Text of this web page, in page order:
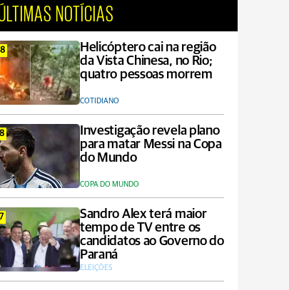
NOTÍCIAS
Helicóptero cai na região
da Vista Chinesa, no Rio;
quatro pessoas morrem
COTIDIANO
Investigação revela plano
para matar Messi na Copa
do Mundo
COPA DO MUNDO
Sandro Alex terá maior
tempo de TV entre os
candidatos ao Governo do
Paraná
ELEIÇÕES